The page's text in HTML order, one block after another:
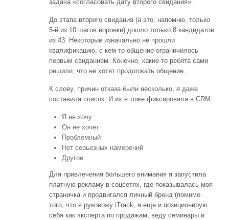
задача «согласовать дату второго свидания».
До этапа второго свидания (а это, напомню, только
5-й из 10 шагов воронки) дошло только 8 кандидатов
из 43. Некоторые изначально не прошли
квалификацию, с кем-то общение ограничилось
первым свиданием. Конечно, какие-то ребята сами
решили, что не хотят продолжать общение.
К слову, причин отказа были несколько, я даже
составила список. И их я тоже фиксировала в CRM:
Я не хочу
Он не хочет
Проблемный
Нет серьезных намерений
Другое
Для привлечения большего внимания я запустила
платную рекламу в соцсетях, где показывалась моя
страничка и продвигался личный бренд (помимо
того, что я руковожу iTrack, я еще и позиционирую
себя как эксперта по продажам, веду семинары и